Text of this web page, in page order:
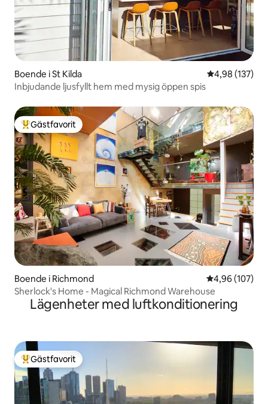
Boende i St Kilda 4,98 av 5 i
4,98 (137)
Inbjudande ljusfyllt hem med mysig öppen spis
Populär gästfavorit
Gästfavorit
Boende i Richmond 4,96 av 5 i
4,96 (107)
Sherlock's Home - Magical Richmond Warehouse
Lägenheter med luftkonditionering
Populär gästfavorit
Gästfavorit